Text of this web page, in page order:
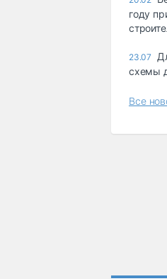
году
23.07
схемы
Все